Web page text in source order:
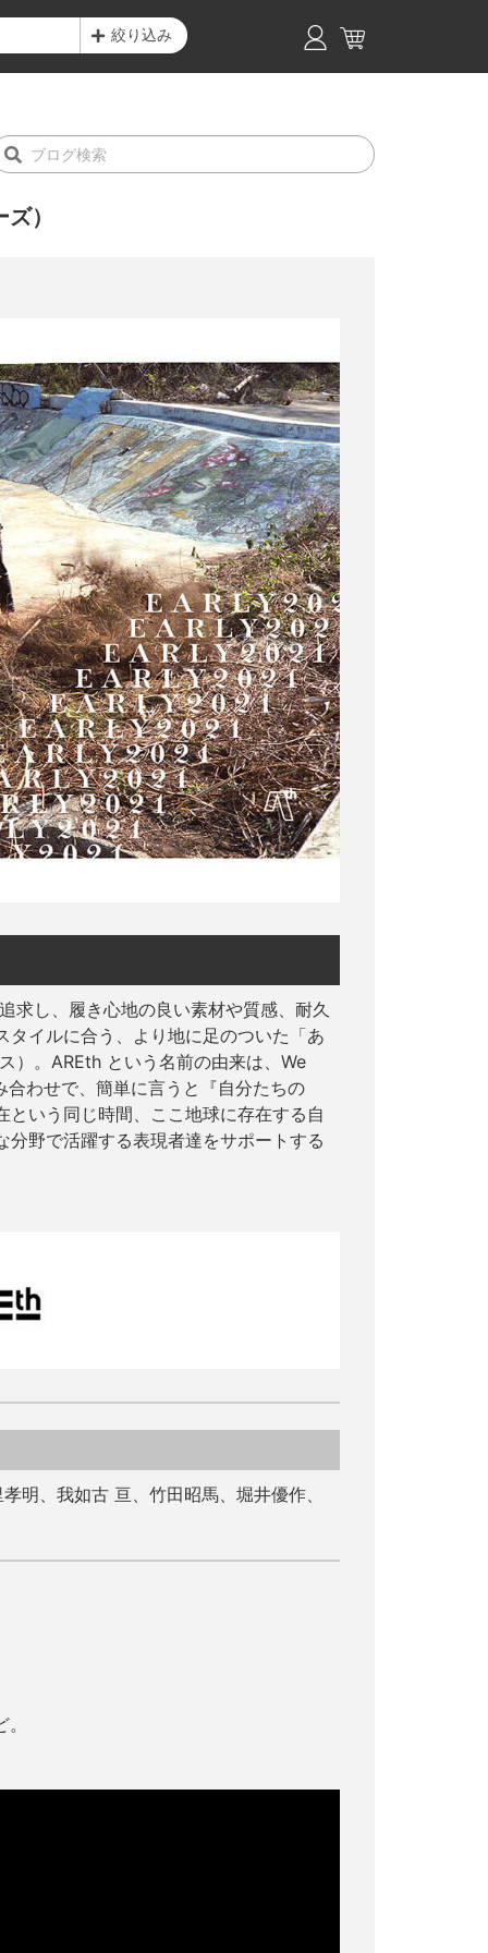
絞り込み
）
求し、履き心地の良い素材や質感、耐久
イルに合う、より地に足のついた「あ
）。AREth という名前の由来は、We
わせで、簡単に言うと『自分たちの
いう同じ時間、ここ地球に存在する自
野で活躍する表現者達をサポートする
明、我如古 亘、竹田昭馬、堀井優作、